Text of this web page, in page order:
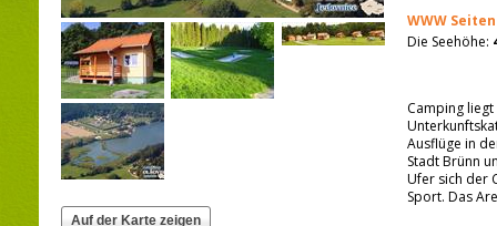
WWW Seiten
Die Seehöhe:
Camping
Ausflüge in
Stadt Brünn
Ufer sich der
Sport. Das